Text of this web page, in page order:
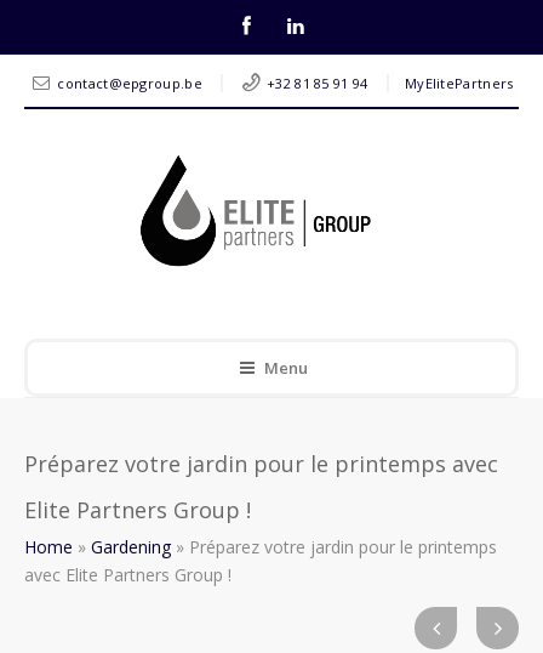
contact@epgroup.be +32 81 85 91 94 MyElitePartners
Menu
Préparez votre jardin pour le printemps avec
Elite Partners Group !
Home » Gardening » Préparez votre jardin pour le printemps
avec Elite Partners Group !